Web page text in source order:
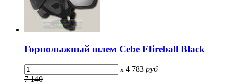
Горнолыжный шлем Cebe FIireball Black
x 4 783 руб
7 140